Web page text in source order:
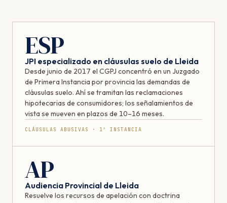
ESP
JPI especializado en cláusulas suelo de Lleida
Desde junio de 2017 el CGPJ concentró en un Juzgado
de Primera Instancia por provincia las demandas de
cláusulas suelo. Ahí se tramitan las reclamaciones
hipotecarias de consumidores; los señalamientos de
vista se mueven en plazos de 10–16 meses.
CLÁUSULAS ABUSIVAS · 1ª INSTANCIA
AP
Audiencia Provincial de Lleida
Resuelve los recursos de apelación con doctrina